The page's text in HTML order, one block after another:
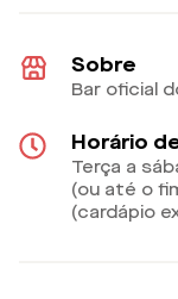
Sobre
Bar oficial
Horário
Terça a
(ou até o
(cardápio